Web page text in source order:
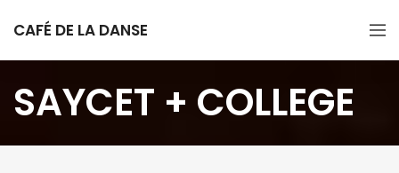
CAFÉ DE LA DANSE
SAYCET + COLLEGE